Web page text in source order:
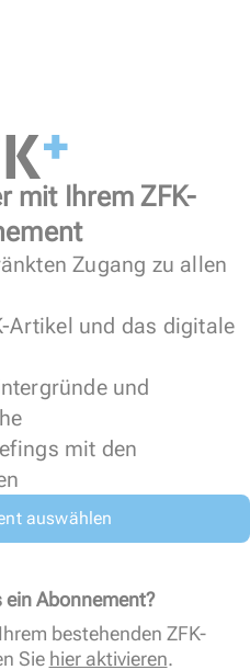
mit Ihrem ZFK-
Zugang zu allen
Artikel und das digitale
und
mit den
auswählen
ein Abonnement?
bestehenden ZFK-
Sie hier aktivieren.